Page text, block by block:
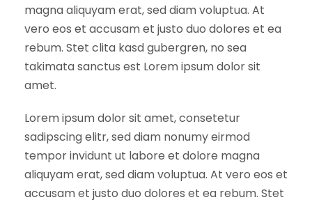
magna aliquyam erat, sed diam voluptua. At
vero eos et accusam et justo duo dolores et ea
rebum. Stet clita kasd gubergren, no sea
takimata sanctus est Lorem ipsum dolor sit
amet.
Lorem ipsum dolor sit amet, consetetur
sadipscing elitr, sed diam nonumy eirmod
tempor invidunt ut labore et dolore magna
aliquyam erat, sed diam voluptua. At vero eos et
accusam et justo duo dolores et ea rebum. Stet